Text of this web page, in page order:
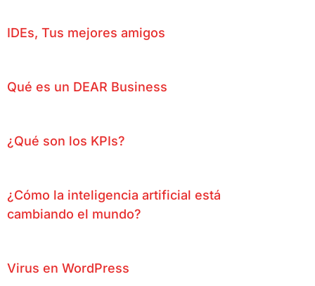
IDEs, Tus mejores amigos
Qué es un DEAR Business
¿Qué son los KPIs?
¿Cómo la inteligencia artificial está
cambiando el mundo?
Virus en WordPress